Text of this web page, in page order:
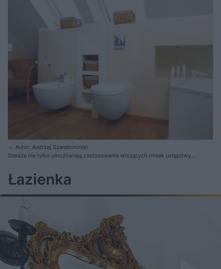
Autor: Andrzej Szandomirski
Stelaże nie tylko umożliwiają zastosowanie wiszących misek ustępowych
sytuacjach
Łazienka